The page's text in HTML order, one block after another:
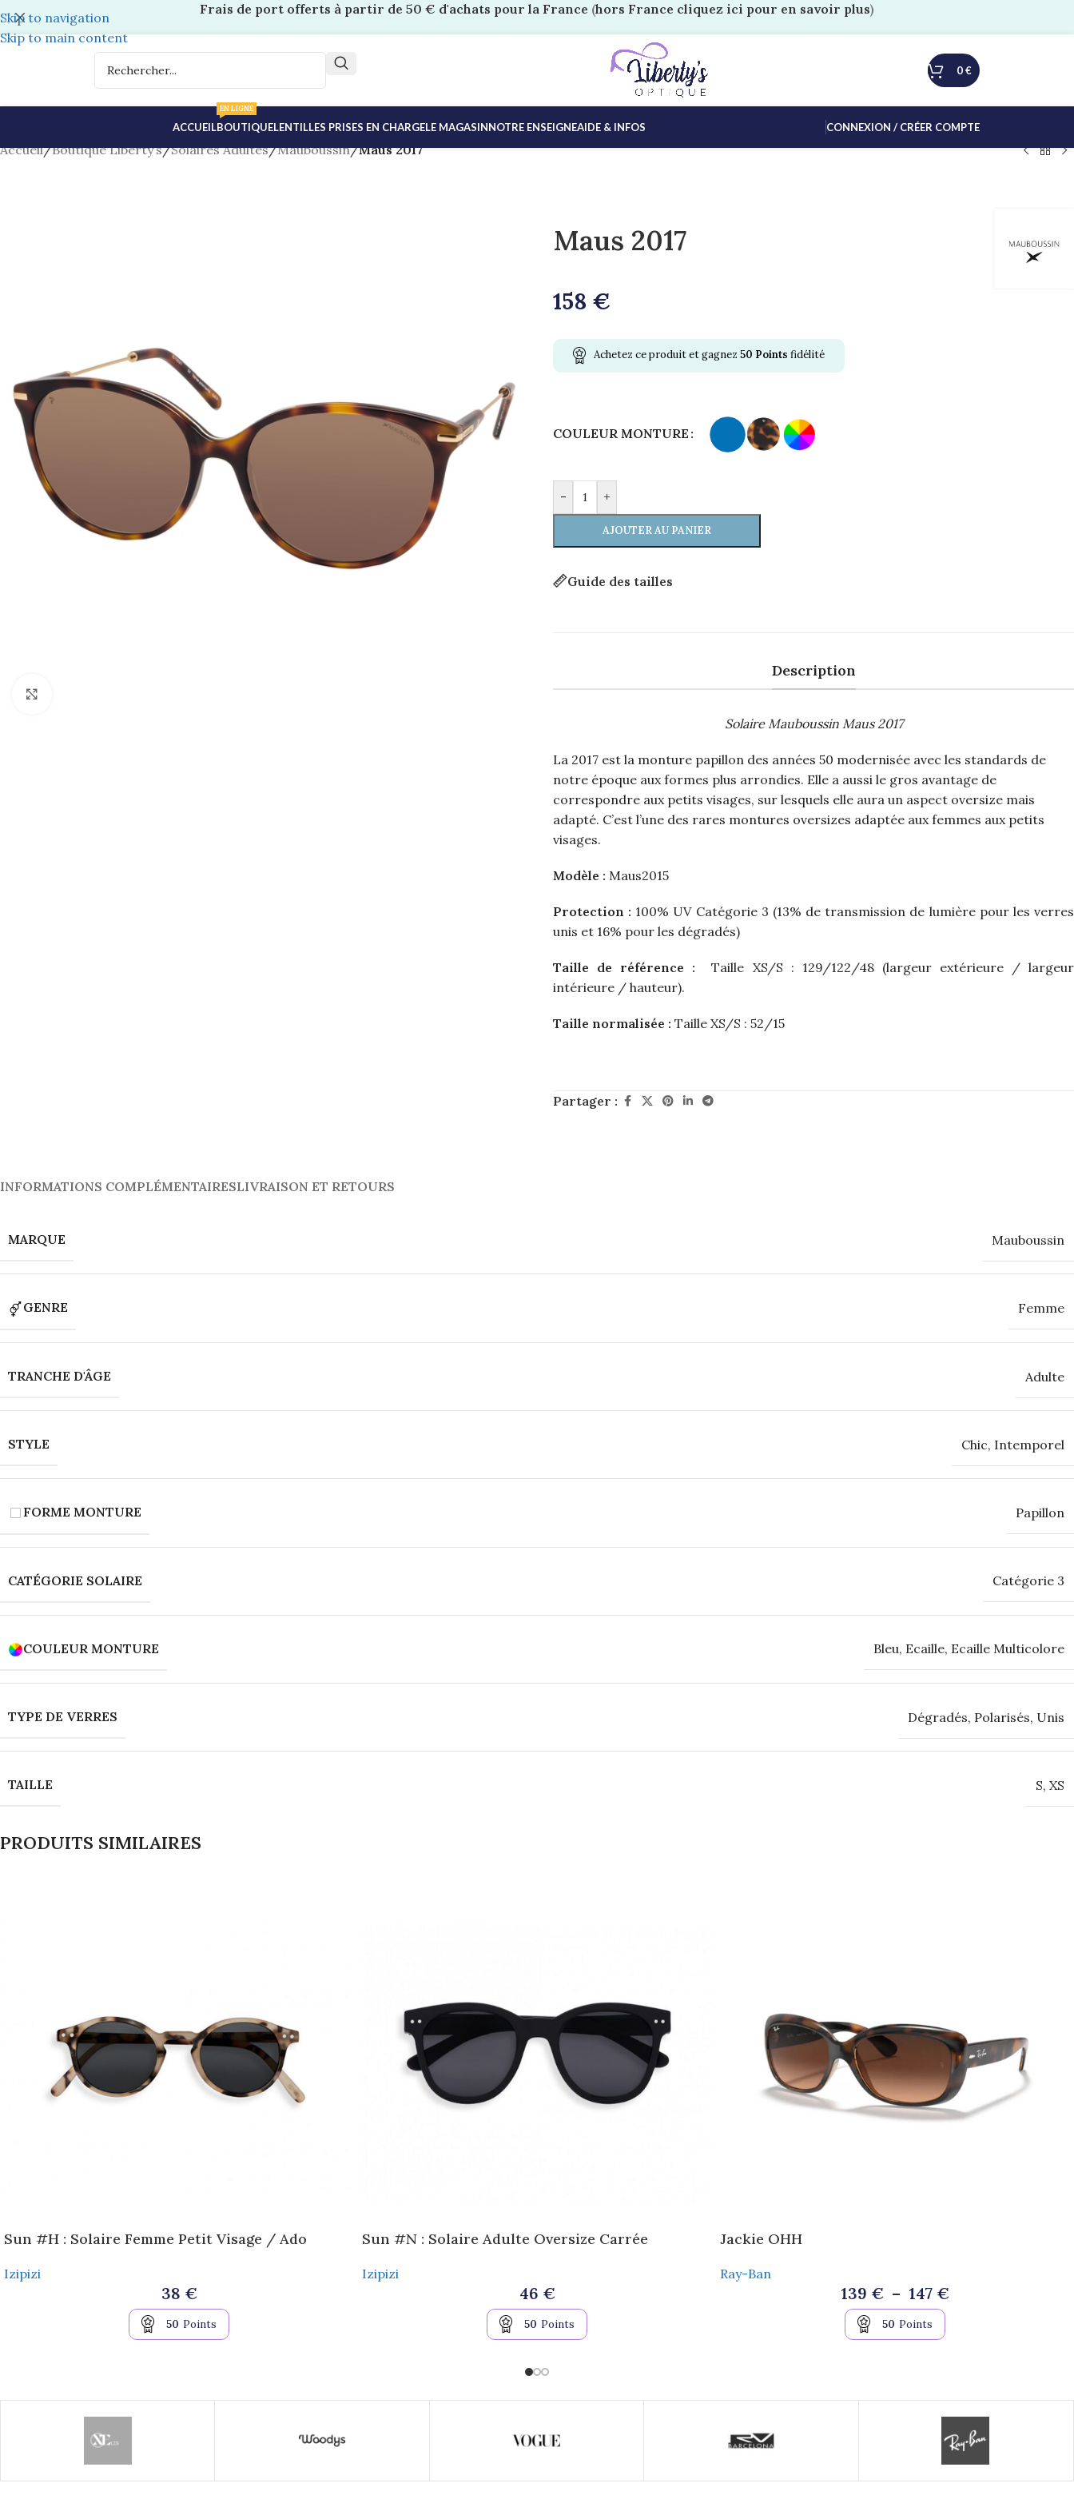
Skip to navigation
Skip to main content
Frais de port offerts à partir de 50 € d'achats pour la France (hors France cliquez ici pour en savoir plus)
0€
ACCUEILBOUTIQUE
EN LIGNE
LENTILLES PRISES EN CHARGELE MAGASINNOTRE ENSEIGNEAIDE & INFOS CONNEXION / CRÉER COMPTE
Accueil/Boutique Liberty’s/Solaires Adultes/Mauboussin/Maus 2017
Maus 2017
158 €
Achetez ce produit et gagnez 50 Points fidélité
COULEUR MONTURE
- +
AJOUTER AU PANIER
Guide des tailles
Description
Solaire Mauboussin Maus 2017
La 2017 est la monture papillon des années 50 modernisée avec les standards de
notre époque aux formes plus arrondies. Elle a aussi le gros avantage de
correspondre aux petits visages, sur lesquels elle aura un aspect oversize mais
adapté. C’est l’une des rares montures oversizes adaptée aux femmes aux petits
visages.
Modèle : Maus2015
Protection : 100% UV Catégorie 3 (13% de transmission de lumière pour les verres
unis et 16% pour les dégradés)
Taille de référence : Taille XS/S : 129/122/48 (largeur extérieure / largeur
intérieure / hauteur).
Taille normalisée : Taille XS/S : 52/15
Partager :
INFORMATIONS COMPLÉMENTAIRESLIVRAISON ET RETOURS
MARQUE Mauboussin
GENRE Femme
TRANCHE D'ÂGE Adulte
STYLE Chic, Intemporel
FORME MONTURE Papillon
CATÉGORIE SOLAIRE Catégorie 3
COULEUR MONTURE Bleu, Ecaille, Ecaille Multicolore
TYPE DE VERRES Dégradés, Polarisés, Unis
TAILLE S, XS
PRODUITS SIMILAIRES
Sun #H : Solaire Femme Petit Visage / Ado
Izipizi
38 €
50 Points
Sun #N : Solaire Adulte Oversize Carrée
Izipizi
46 €
50 Points
Jackie OHH
Ray-Ban
139 € – 147 €
50 Points